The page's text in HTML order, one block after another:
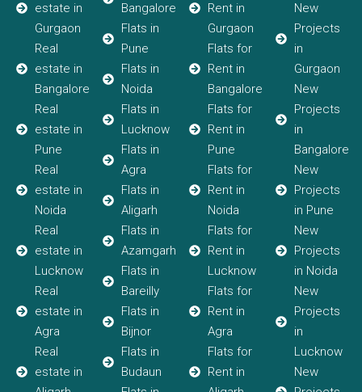
estate in
Gurgaon
Real
estate in
Bangalore
Real
estate in
Pune
Real
estate in
Noida
Real
estate in
Lucknow
Real
estate in
Agra
Real
estate in
Bangalore
Flats in
Pune
Flats in
Noida
Flats in
Lucknow
Flats in
Agra
Flats in
Aligarh
Flats in
Azamgarh
Flats in
Bareilly
Flats in
Bijnor
Flats in
Budaun
Rent in
Gurgaon
Flats for
Rent in
Bangalore
Flats for
Rent in
Pune
Flats for
Rent in
Noida
Flats for
Rent in
Lucknow
Flats for
Rent in
Agra
Flats for
Rent in
New
Projects
in
Gurgaon
New
Projects
in
Bangalore
New
Projects
in Pune
New
Projects
in Noida
New
Projects
in
Lucknow
New